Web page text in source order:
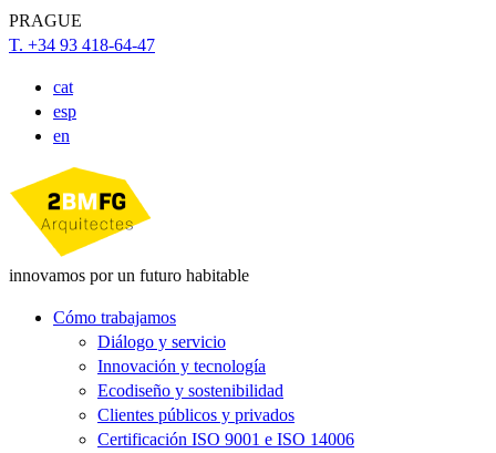
PRAGUE
T. +34 93 418-64-47
cat
esp
en
innovamos por un futuro habitable
Cómo trabajamos
Diálogo y servicio
Innovación y tecnología
Ecodiseño y sostenibilidad
Clientes públicos y privados
Certificación ISO 9001 e ISO 14006